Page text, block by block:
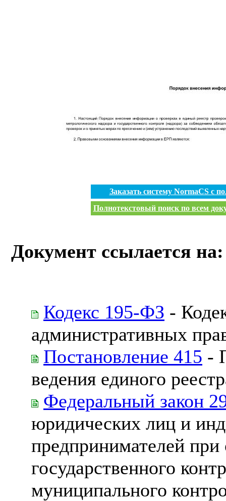
Заказать систему NormaCS с
Полнотекстовый поиск по всем
Документ ссылается на:
Кодекс 195-ФЗ -
административных
Постановление 415 -
ведения единого
Федеральный закон
юридических лиц и
предпринимателей
государственного
муниципального